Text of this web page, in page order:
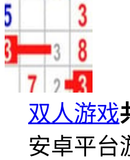
双人游戏
安卓平台